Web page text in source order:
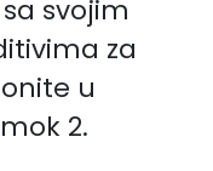
svojim
za
u
2.